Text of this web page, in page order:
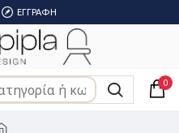
ΕΓΓΡΑΦΉ
0